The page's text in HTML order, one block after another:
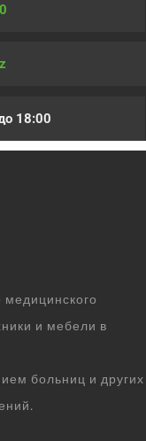
18:00
и мебели в
больниц и других